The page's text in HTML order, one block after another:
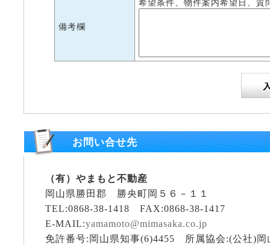
備考欄
希望条件、物件案内希望日、質
お問い合せ先
（有）やまもと不動産
岡山県勝田郡 勝央町岡５６－１１
TEL:0868-38-1418 FAX:0868-38-1417
E-MAIL:yamamoto@mimasaka.co.jp
免許番号:岡山県知事(6)4455 所属協会:(公社)岡